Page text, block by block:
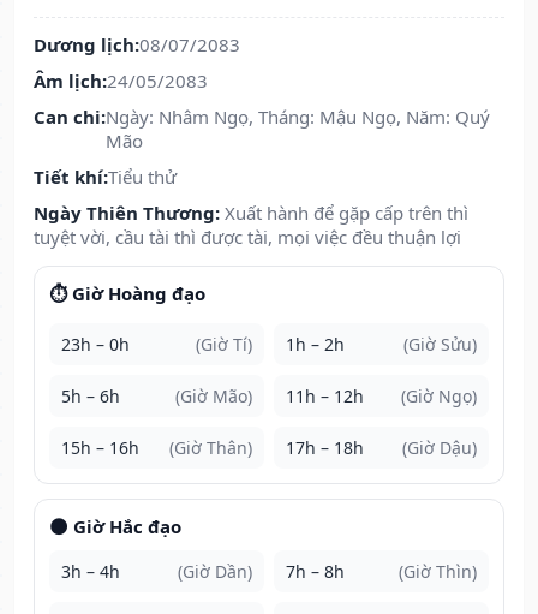
Dương lịch:08/07/2083
Âm lịch:24/05/2083
Can chi:Ngày: Nhâm Ngọ, Tháng: Mậu Ngọ, Năm: Quý
Mão
Tiết khí:Tiểu thử
Ngày Thiên Thương: Xuất hành để gặp cấp trên thì
tuyệt vời, cầu tài thì được tài, mọi việc đều thuận lợi
⏱️ Giờ Hoàng đạo
23h – 0h (Giờ Tí) 1h – 2h (Giờ Sửu)
5h – 6h (Giờ Mão) 11h – 12h (Giờ Ngọ)
15h – 16h (Giờ Thân) 17h – 18h (Giờ Dậu)
🌑 Giờ Hắc đạo
3h – 4h (Giờ Dần) 7h – 8h (Giờ Thìn)